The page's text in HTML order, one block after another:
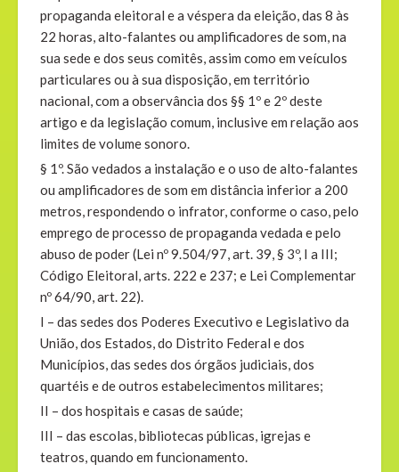
propaganda eleitoral e a véspera da eleição, das 8 às
22 horas, alto-falantes ou amplificadores de som, na
sua sede e dos seus comitês, assim como em veículos
particulares ou à sua disposição, em território
nacional, com a observância dos §§ 1º e 2º deste
artigo e da legislação comum, inclusive em relação aos
limites de volume sonoro.
§ 1º. São vedados a instalação e o uso de alto-falantes
ou amplificadores de som em distância inferior a 200
metros, respondendo o infrator, conforme o caso, pelo
emprego de processo de propaganda vedada e pelo
abuso de poder (Lei nº 9.504/97, art. 39, § 3º, I a III;
Código Eleitoral, arts. 222 e 237; e Lei Complementar
nº 64/90, art. 22).
I – das sedes dos Poderes Executivo e Legislativo da
União, dos Estados, do Distrito Federal e dos
Municípios, das sedes dos órgãos judiciais, dos
quartéis e de outros estabelecimentos militares;
II – dos hospitais e casas de saúde;
III – das escolas, bibliotecas públicas, igrejas e
teatros, quando em funcionamento.